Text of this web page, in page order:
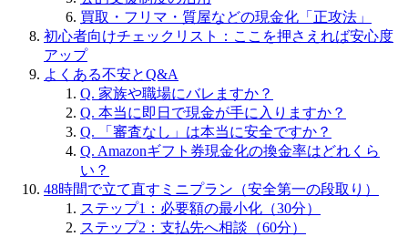
買取・フリマ・質屋などの現金化「正攻法」
初心者向けチェックリスト：ここを押さえれば安心度
アップ
よくある不安とQ&A
Q. 家族や職場にバレますか？
Q. 本当に即日で現金が手に入りますか？
Q. 「審査なし」は本当に安全ですか？
Q. Amazonギフト券現金化の換金率はどれくら
い？
48時間で立て直すミニプラン（安全第一の段取り）
ステップ1：必要額の最小化（30分）
ステップ2：支払先へ相談（60分）